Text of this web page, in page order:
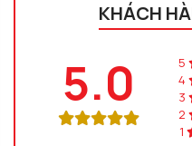
KHÁCH
5.0 5
4
3
2
1